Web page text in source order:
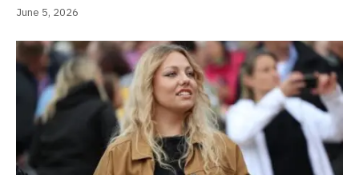
June 5, 2026